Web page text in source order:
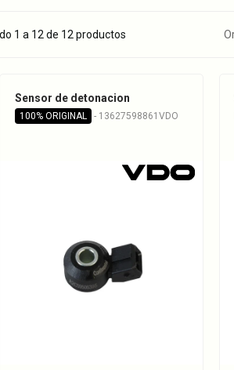
1 a 12 de 12 productos
Sensor de detonacion
100% ORIGINAL - 13627598861VDO